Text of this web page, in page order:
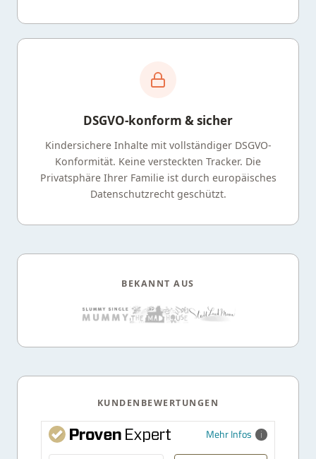
DSGVO-konform & sicher
Kindersichere Inhalte mit vollständiger DSGVO-
Konformität. Keine versteckten Tracker. Die
Privatsphäre Ihrer Familie ist durch europäisches
Datenschutzrecht geschützt.
BEKANNT AUS
KUNDENBEWERTUNGEN
Mehr Infos